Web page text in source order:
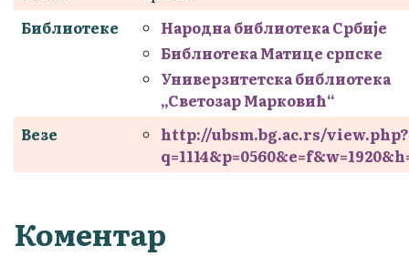
Библиотеке
Народна библиотека Србије
Библиотека Матице српске
Универзитетска библиотека
„Светозар Марковић“
Везе
http://ubsm.bg.ac.rs/view.php?
Коментар